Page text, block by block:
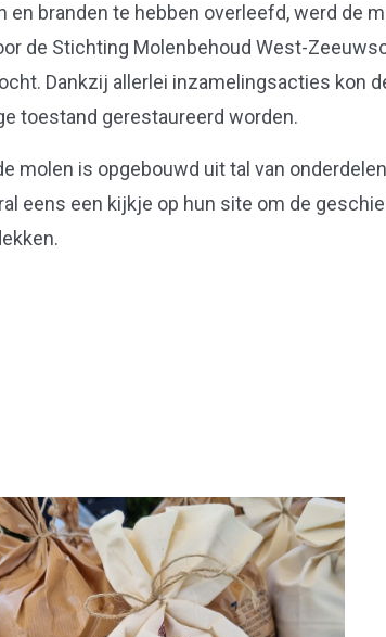
en branden te hebben overleefd, werd de
de Stichting Molenbehoud West-
Dankzij allerlei inzamelingsacties kon
toestand gerestaureerd worden.
molen is opgebouwd uit tal van
eens een kijkje op hun site om de